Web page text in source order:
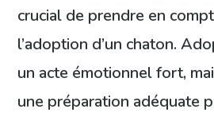
crucial de prendre en
l’adoption d’un chaton.
un acte émotionnel fort,
une préparation adéquate